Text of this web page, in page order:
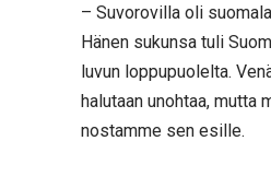
– Suvorovilla oli
Hänen sukunsa tuli
luvun loppupuolelta.
halutaan unohtaa, mutta
nostamme sen esille.